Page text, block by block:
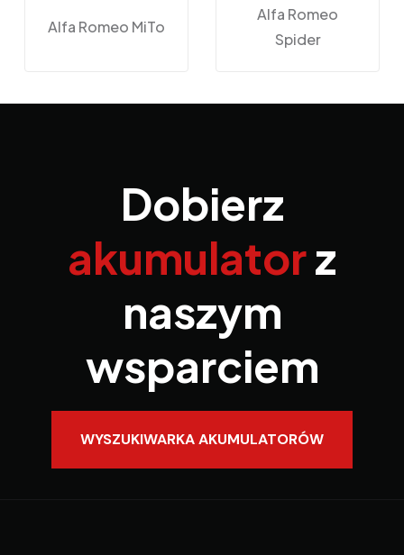
Alfa Romeo MiTo
Alfa Romeo
Spider
Dobierz
akumulatorz
naszym
wsparciem
WYSZUKIWARKA AKUMULATORÓW